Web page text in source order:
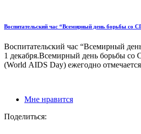
Воспитательский час “Всемирный день борьбы со
Воспитательский час “Всемирный
1 декабря.Всемирный день борьбы
(World AIDS Day) ежегодно
Мне нравится
Поделиться: